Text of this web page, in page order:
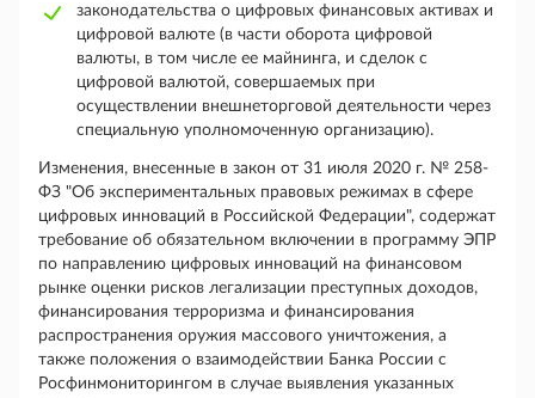
законодательства о цифровых финансовых активах и
цифровой валюте (в части оборота цифровой
валюты, в том числе ее майнинга, и сделок с
цифровой валютой, совершаемых при
осуществлении внешнеторговой деятельности через
специальную уполномоченную организацию).
Изменения, внесенные в закон от 31 июля 2020 г. № 258-
ФЗ "Об экспериментальных правовых режимах в сфере
цифровых инноваций в Российской Федерации", содержат
требование об обязательном включении в программу ЭПР
по направлению цифровых инноваций на финансовом
рынке оценки рисков легализации преступных доходов,
финансирования терроризма и финансирования
распространения оружия массового уничтожения, а
также положения о взаимодействии Банка России с
Росфинмониторингом в случае выявления указанных